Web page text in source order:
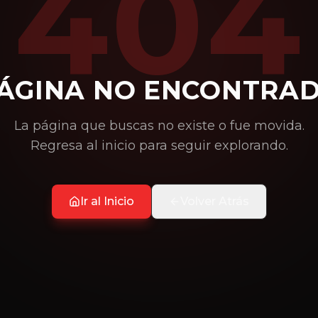
NO
La página que buscas no existe o fue movida.
Regresa al inicio para seguir explorando.
Ir al Inicio